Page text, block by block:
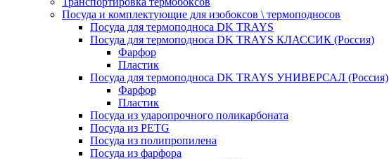
Посуда и комплектующие для изобоксов \ термоподносов
Посуда для термоподноса DK TRAYS
Посуда для термоподноса DK TRAYS КЛАССИК (Россия)
Фарфор
Пластик
Посуда для термоподноса DK TRAYS УНИВЕРСАЛ (Россия)
Фарфор
Пластик
Посуда из ударопрочного поликарбоната
Посуда из PETG
Посуда из полипропилена
Посуда из фарфора